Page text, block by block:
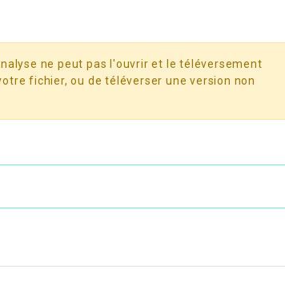
ne peut pas l'ouvrir et le téléversement
fichier, ou de téléverser une version non